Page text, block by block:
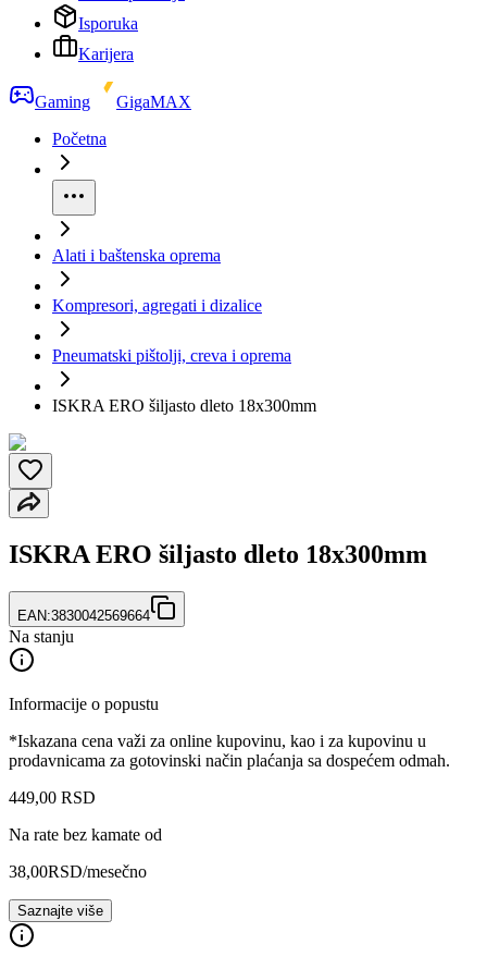
Isporuka
Karijera
Gaming
GigaMAX
Početna
Alati i baštenska oprema
Kompresori, agregati i dizalice
Pneumatski pištolji, creva i oprema
ISKRA ERO šiljasto dleto 18x300mm
ISKRA ERO šiljasto dleto 18x300mm
EAN:3830042569664
Na stanju
Informacije o popustu
*Iskazana cena važi za online kupovinu, kao i za kupovinu u
prodavnicama za gotovinski način plaćanja sa dospećem odmah.
449,00 RSD
Na rate bez kamate od
38,00RSD/mesečno
Saznajte više